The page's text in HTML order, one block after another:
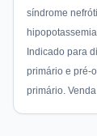
síndrome
Indicado para
primário e pré-
primário.